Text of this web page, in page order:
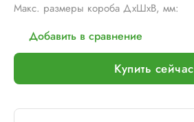
Макс. размеры короба ДхШхВ, мм:
Добавить в сравнение
Купить сейчас